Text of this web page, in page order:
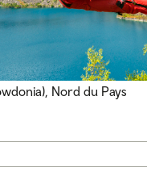
Nord du Pays